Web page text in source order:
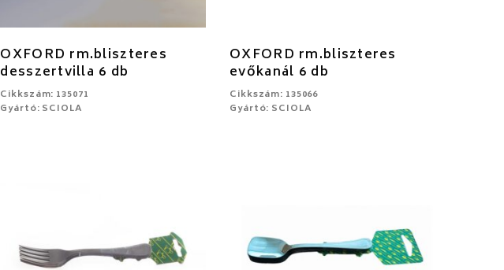
OXFORD rm.bliszteres
desszertvilla 6 db
Cikkszám: 135071
Gyártó: SCIOLA
OXFORD rm.bliszteres
evőkanál 6 db
Cikkszám: 135066
Gyártó: SCIOLA